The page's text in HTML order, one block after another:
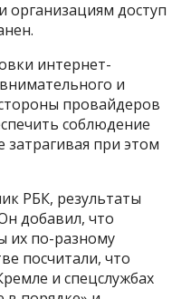
организациям доступ
интернет-
и
провайдеров
соблюдение
затрагивая при этом
РБК, результаты
добавил, что
их по-разному
посчитали, что
и спецслужбах